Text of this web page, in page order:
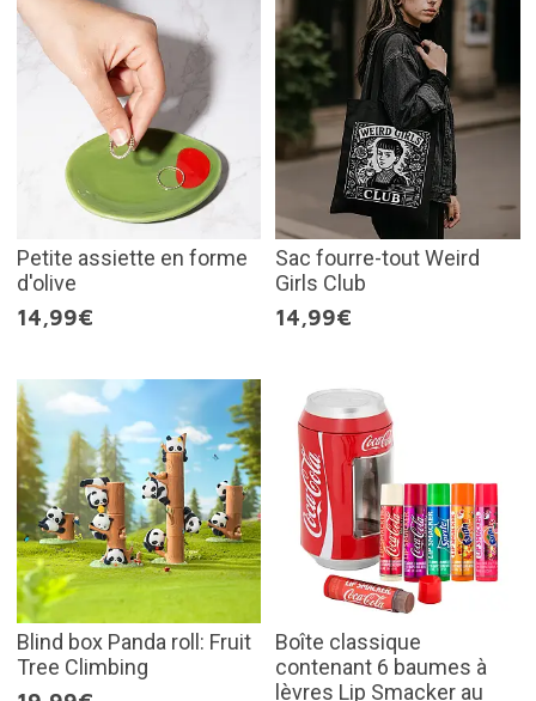
Petite assiette en forme
d'olive
14,99€
Sac fourre-tout Weird
Girls Club
14,99€
Blind box Panda roll: Fruit
Tree Climbing
Boîte classique
contenant 6 baumes à
lèvres Lip Smacker au